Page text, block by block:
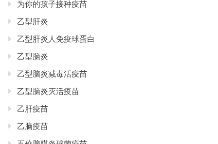
为你的孩子接种疫苗
乙型肝炎
乙型肝炎人免疫球蛋白
乙型脑炎
乙型脑炎减毒活疫苗
乙型脑炎灭活疫苗
乙肝疫苗
乙脑疫苗